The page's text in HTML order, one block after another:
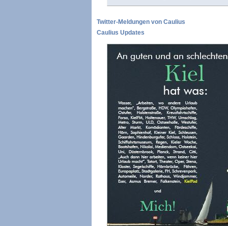
Twitter-Meldungen von Caulius
Caulius Updates